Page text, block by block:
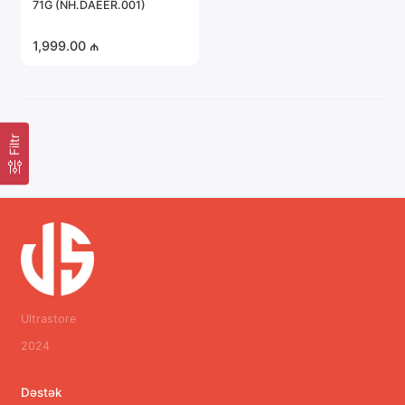
Filtr
71G (NH.DAEER.001)
1,999.00 ₼
Ultrastore
2024
Dəstək